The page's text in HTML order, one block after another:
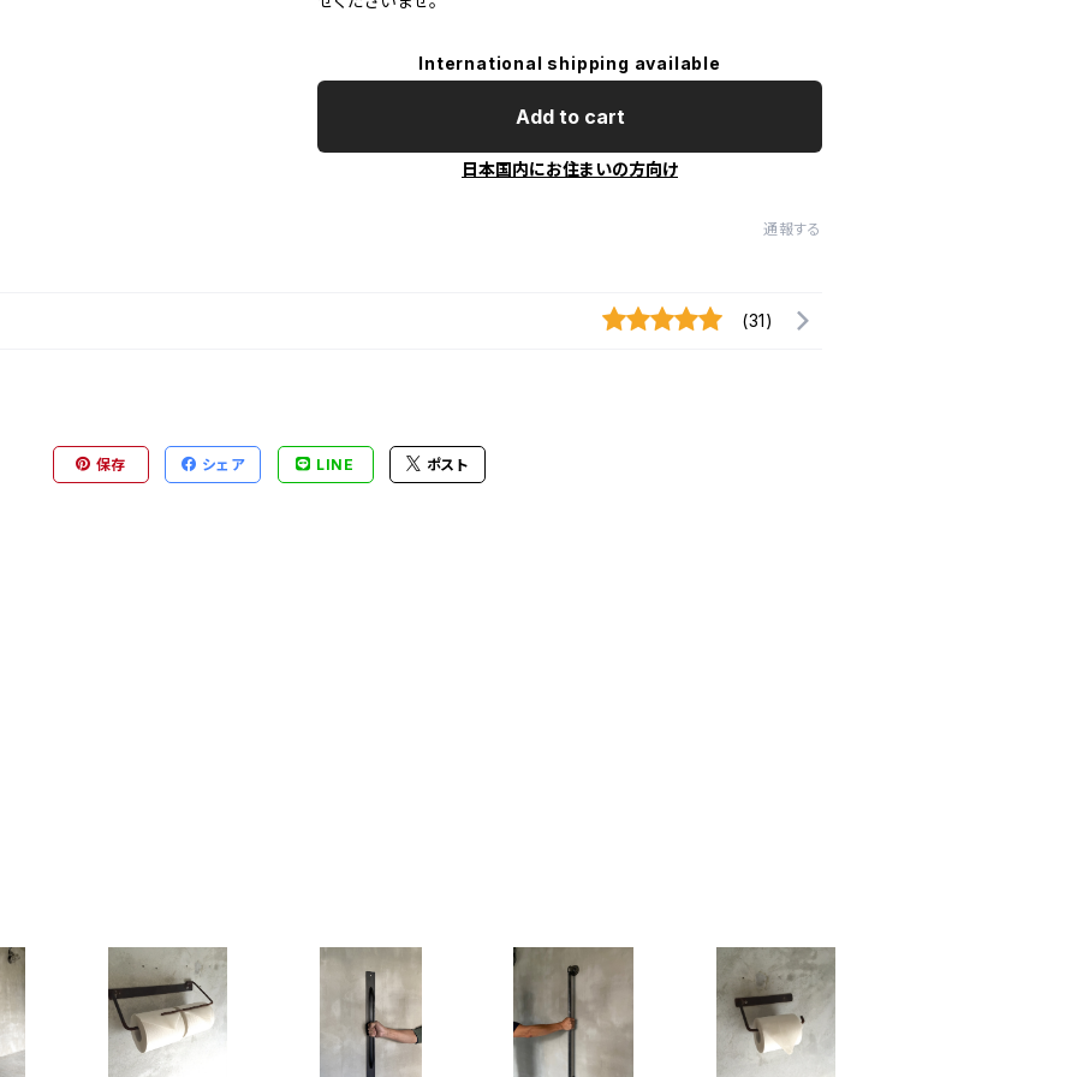
International shipping available
Add to cart
日本国内にお住まいの方向け
通報する
(31)
保存 シェア LINE ポスト